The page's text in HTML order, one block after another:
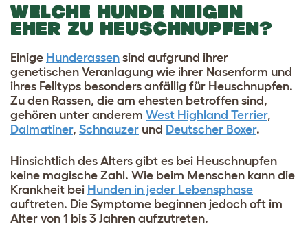
WELCHE HUNDE NEIGEN
EHER ZU HEUSCHNUPFEN?
Einige Hunderassen sind aufgrund ihrer
genetischen Veranlagung wie ihrer Nasenform und
ihres Felltyps besonders anfällig für Heuschnupfen.
Zu den Rassen, die am ehesten betroffen sind,
gehören unter anderem West Highland Terrier,
Dalmatiner, Schnauzer und Deutscher Boxer.
Hinsichtlich des Alters gibt es bei Heuschnupfen
keine magische Zahl. Wie beim Menschen kann die
Krankheit bei Hunden in jeder Lebensphase
auftreten. Die Symptome beginnen jedoch oft im
Alter von 1 bis 3 Jahren aufzutreten.